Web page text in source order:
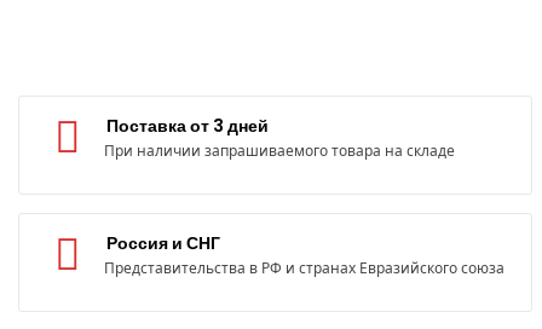
Поставка от 3 дней
При наличии запрашиваемого товара на складе
Россия и СНГ
Представительства в РФ и странах Евразийского союза